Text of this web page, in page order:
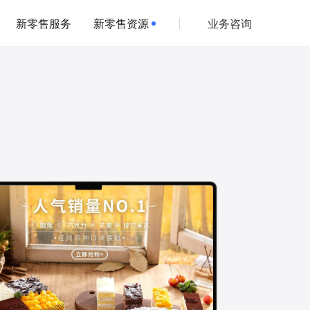
新零售服务 新零售资源 业务咨询